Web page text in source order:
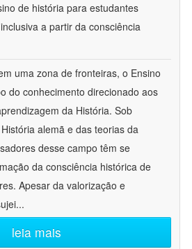
de história para estudantes
a partir da consciência
uma zona de fronteiras, o Ensino
do conhecimento direcionado aos
da História. Sob
alemã e das teorias da
desse campo têm se
da consciência histórica de
Apesar da valorização e
...
leia mais